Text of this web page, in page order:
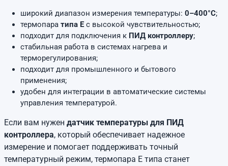
широкий диапазон измерения температуры: 0–400°C;
термопара типа Eс высокой чувствительностью;
подходит для подключения к ПИД контроллеру;
стабильная работа в системах нагрева и
терморегулирования;
подходит для промышленного и бытового
применения;
удобен для интеграции в автоматические системы
управления температурой.
Если вам нужен датчик температуры для ПИД
контроллера, который обеспечивает надежное
измерение и помогает поддерживать точный
температурный режим, термопара E типа станет